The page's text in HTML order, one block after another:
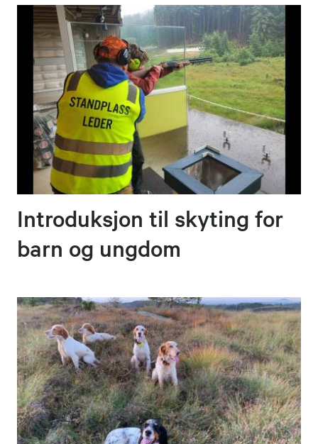
Introduksjon til skyting for
barn og ungdom